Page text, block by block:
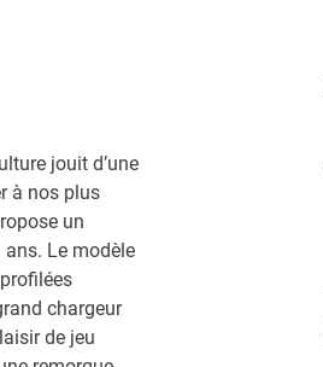
jouit d’une
à nos plus
un
Le modèle
chargeur
de jeu